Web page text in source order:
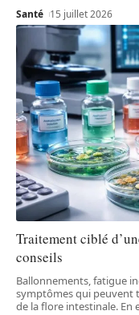
Santé 15 juillet 2026
Traitement ciblé
conseils
Ballonnements, fatigue
symptômes qui peuvent
de la flore intestinale.